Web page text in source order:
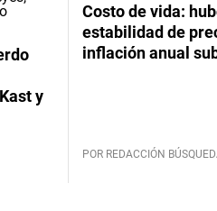
y
Costo de vida:
estabilidad de
inflación anual
POR REDACCIÓN